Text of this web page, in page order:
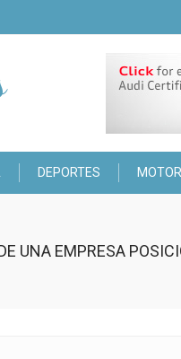
DEPORTES MOTOR
UNA EMPRESA